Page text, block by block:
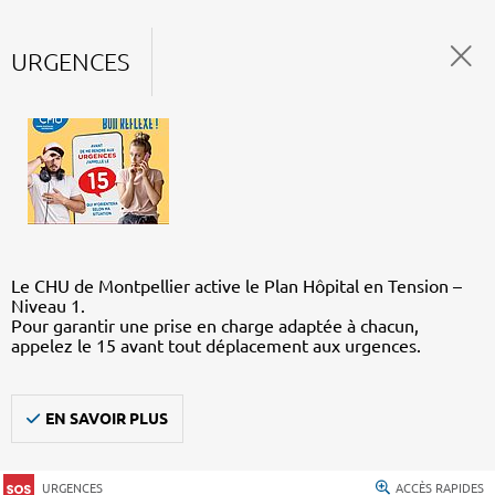
URGENCES
Le CHU de Montpellier active le Plan Hôpital en Tension –
Niveau 1.
Pour garantir une prise en charge adaptée à chacun,
appelez le 15 avant tout déplacement aux urgences.
EN SAVOIR PLUS
URGENCES ACCÈS RAPIDES